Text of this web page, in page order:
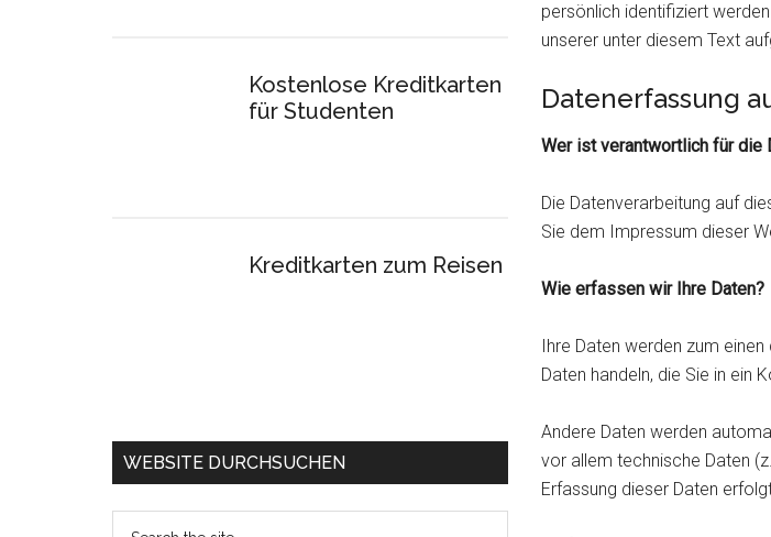
persönlich identifiziert
unserer unter diesem Text
Datenerfassung
Wer ist verantwortlich für die
Die Datenverarbeitung auf
Sie dem Impressum dieser
Wie erfassen wir Ihre Daten?
Ihre Daten werden zum
Daten handeln, die Sie in ein
Andere Daten werden
vor allem technische Daten
Erfassung dieser Daten
Kostenlose Kreditkarten
für Studenten
Kreditkarten zum Reisen
WEBSITE DURCHSUCHEN